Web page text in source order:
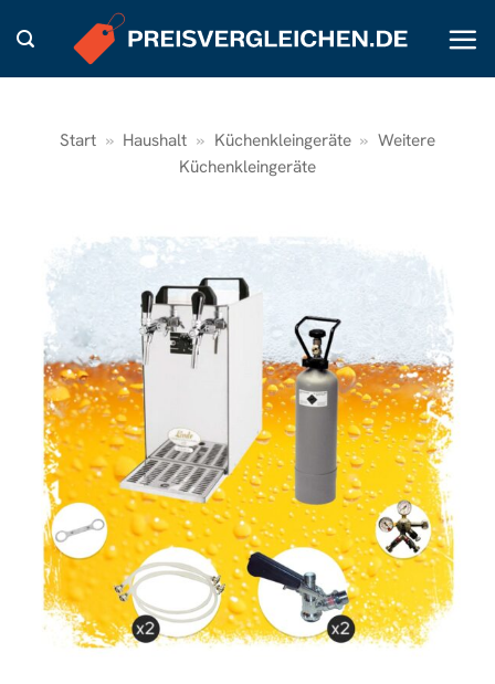
Inhalt
springen
Start » Haushalt » Küchenkleingeräte » Weitere
Küchenkleingeräte